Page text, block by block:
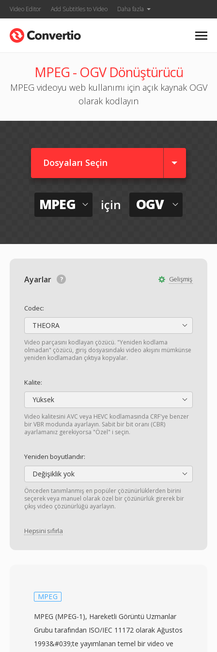
Video Editor Add Subtitles to Video Daha fazla
MPEG - OGV Dönüştürücü
MPEG videoyu web kullanımı için açık kaynak OGV
olarak kodlayın
Dosyaları Seçin
MPEG için OGV
Gelişmiş
Ayarlar
Codec:
THEORA
Video parçasını kodlayan çözücü. "Yeniden kodlama
olmadan" çözücü, giriş dosyasındaki video akışını mümkünse
yeniden kodlamadan çıktıya kopyalar.
Kalite:
Yüksek
Video kalitesini AVC veya HEVC kodlamasında CRF'ye benzer
bir VBR modunda ayarlayın. Sabit bir bit oranı (CBR)
ayarlamanız gerekiyorsa "Özel" i seçin.
Yeniden boyutlandır:
Değişiklik yok
Önceden tanımlanmış en popüler çözünürlüklerden birini
seçerek veya manuel olarak özel bir çözünürlük girerek bir
çıkış video çözünürlüğü ayarlayın.
Hepsini sıfırla
MPEG
MPEG (MPEG-1), Hareketli Görüntü Uzmanlar
Grubu tarafından ISO/IEC 11172 olarak Ağustos
1993&#039;te yayımlanan temel bir video ve